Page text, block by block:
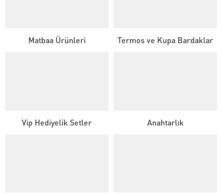
Matbaa Ürünleri Termos ve Kupa Bardaklar
Vip Hediyelik Setler Anahtarlık